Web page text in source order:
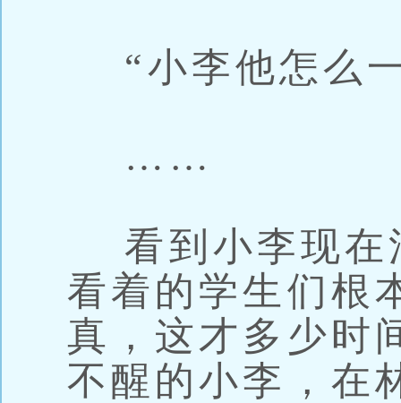
“小李他怎么
……
看到小李现在
看着的学生们根
真，这才多少时
不醒的小李，在